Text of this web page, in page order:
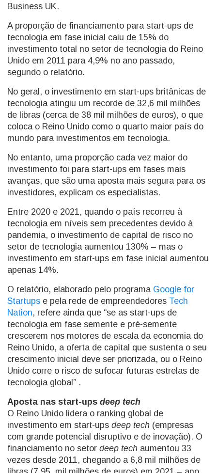
Business UK.
A proporção de financiamento para start-ups de
tecnologia em fase inicial caiu de 15% do
investimento total no setor de tecnologia do Reino
Unido em 2011 para 4,9% no ano passado,
segundo o relatório.
No geral, o investimento em start-ups britânicas de
tecnologia atingiu um recorde de 32,6 mil milhões
de libras (cerca de 38 mil milhões de euros), o que
coloca o Reino Unido como o quarto maior país do
mundo para investimentos em tecnologia.
No entanto, uma proporção cada vez maior do
investimento foi para start-ups em fases mais
avanças, que são uma aposta mais segura para os
investidores, explicam os especialistas.
Entre 2020 e 2021, quando o país recorreu à
tecnologia em níveis sem precedentes devido à
pandemia, o investimento de capital de risco no
setor de tecnologia aumentou 130% – mas o
investimento em start-ups em fase inicial aumentou
apenas 14%.
O relatório, elaborado pelo programa Google for
Startups e pela rede de empreendedores Tech
Nation, refere ainda que “se as start-ups de
tecnologia em fase semente e pré-semente
crescerem nos motores de escala da economia do
Reino Unido, a oferta de capital que sustenta o seu
crescimento inicial deve ser priorizada, ou o Reino
Unido corre o risco de sufocar futuras estrelas de
tecnologia global” .
Aposta nas start-ups deep tech
O Reino Unido lidera o ranking global de
investimento em start-ups deep tech (empresas
com grande potencial disruptivo e de inovação). O
financiamento no setor deep tech aumentou 33
vezes desde 2011, chegando a 6,8 mil milhões de